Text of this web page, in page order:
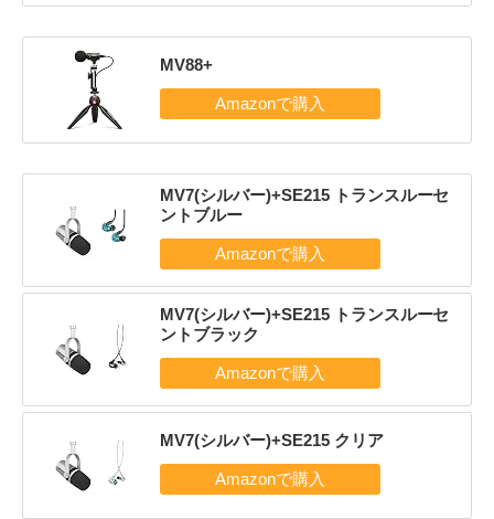
MV88+
MV7(シルバー)+SE215 トランスルーセ
ントブルー
MV7(シルバー)+SE215 トランスルーセ
ントブラック
MV7(シルバー)+SE215 クリア